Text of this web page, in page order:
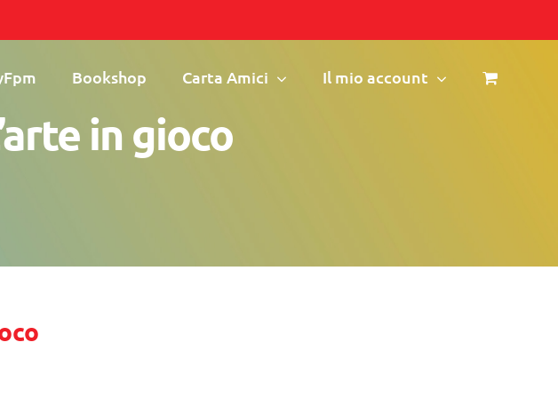
Bookshop Carta Amici Il mio account
in gioco